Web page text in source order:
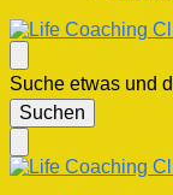
Life Coaching Club
Für Deine
Suchst
du
nach
Suche etwas und